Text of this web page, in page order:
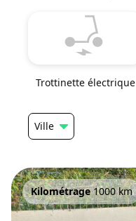
Trottinette électrique
Ville
Kilométrage1000 km